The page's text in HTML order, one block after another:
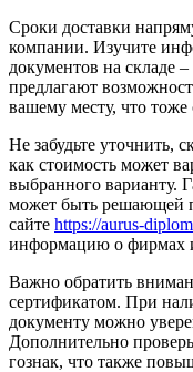
Сроки доставки
компании. Изучите
документов на складе
предлагают
вашему месту, что тоже
Не забудьте уточнить,
как стоимость может
выбранного варианту.
может быть решающей
сайте https://aurus-
информацию о фирмах
Важно обратить
сертификатом. При
документу можно
Дополнительно
гознак, что также